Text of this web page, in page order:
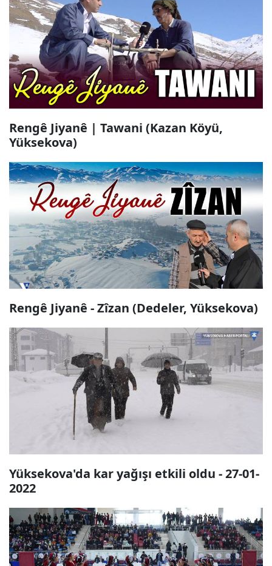
Rengê Jiyanê | Tawani (Kazan Köyü,
Yüksekova)
Rengê Jiyanê - Zîzan (Dedeler, Yüksekova)
Yüksekova'da kar yağışı etkili oldu - 27-01-
2022